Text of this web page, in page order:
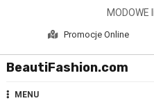
MODOWE
Promocje Online
BeautiFashion.com
MENU